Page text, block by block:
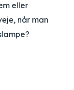
eller
når man